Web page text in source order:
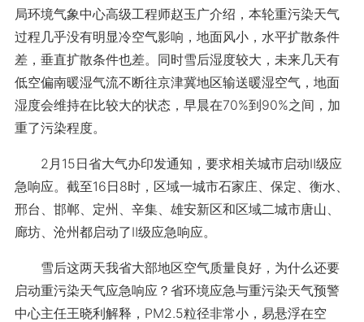
局环境气象中心高级工程师赵玉广介绍，本轮重污染天气
过程几乎没有明显冷空气影响，地面风小，水平扩散条件
差，垂直扩散条件也差。同时雪后湿度较大，未来几天有
低空偏南暖湿气流不断往京津冀地区输送暖湿空气，地面
湿度会维持在比较大的状态，早晨在70%到90%之间，加
重了污染程度。
2月15日省大气办印发通知，要求相关城市启动Ⅱ级应
急响应。截至16日8时，区域一城市石家庄、保定、衡水、
邢台、邯郸、定州、辛集、雄安新区和区域二城市唐山、
廊坊、沧州都启动了Ⅱ级应急响应。
雪后这两天我省大部地区空气质量良好，为什么还要
启动重污染天气应急响应？省环境应急与重污染天气预警
中心主任王晓利解释，PM2.5粒径非常小，易悬浮在空